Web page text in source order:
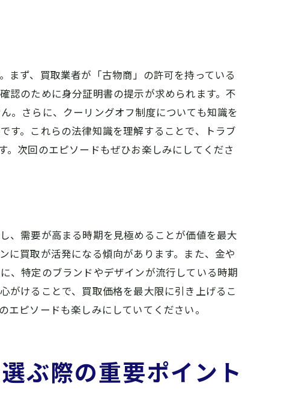
めの秘訣
情報
まず、買取業者が「古物商」の許可を持っている
認のために身分証明書の提示が求められます。不
。さらに、クーリングオフ制度についても知識を
す。これらの法律知識を理解することで、トラブ
次回のエピソードもぜひお楽しみにしてくださ
、需要が高まる時期を見極めることが価値を最大
に買取が活発になる傾向があります。また、金や
、特定のブランドやデザインが流行している時期
がけることで、買取価格を最大限に引き上げるこ
ピソードも楽しみにしていてください。
ぶ際の重要ポイント